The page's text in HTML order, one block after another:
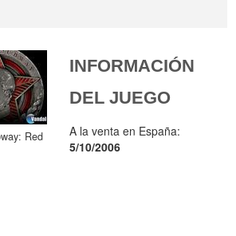
Red
INFORMACIÓN
DEL JUEGO
A la venta en España:
5/10/2006